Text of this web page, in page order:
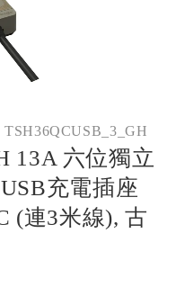
TSH36QCUSB_3_GH
13A 六位獨立
充電插座
(連3米線), 古